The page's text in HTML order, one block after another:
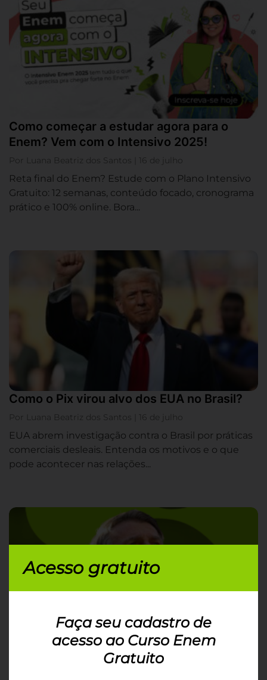
Como começar a estudar agora para o
Enem? Vem com o Intensivo 2025!
Por Luana Beatriz dos Santos | 16 de julho
Reta final do Enem? Estude com o Plano Intensivo
Gratuito: 12 semanas, conteúdo focado, cronograma
prático e 100% online. Bora...
Como o Pix virou alvo dos EUA no Brasil?
Por Luana Beatriz dos Santos | 16 de julho
EUA abrem investigação contra o Brasil por práticas
comerciais desleais. Entenda os motivos e o que
pode acontecer nas relações...
O que é anistia e por que ela é tão
Acesso gratuito
Faça seu cadastro de
acesso ao Curso Enem
Gratuito